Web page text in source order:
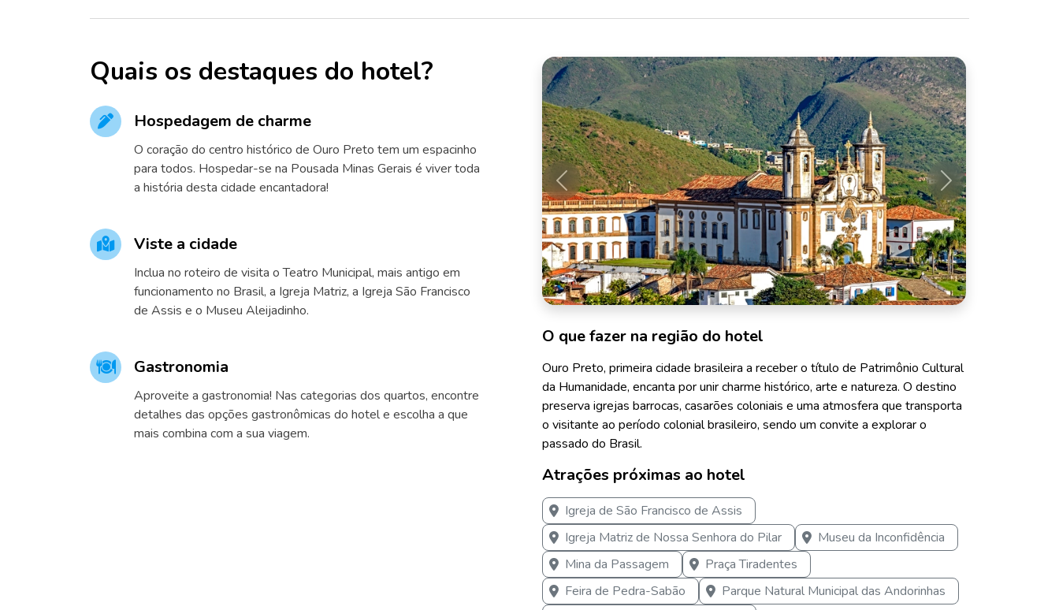
Quais os destaques do hotel?
Hospedagem de charme
O coração do centro histórico de Ouro Preto tem um espacinho
para todos. Hospedar-se na Pousada Minas Gerais é viver toda
a história desta cidade encantadora!
Viste a cidade
Inclua no roteiro de visita o Teatro Municipal, mais antigo em
funcionamento no Brasil, a Igreja Matriz, a Igreja São Francisco
de Assis e o Museu Aleijadinho.
Gastronomia
Aproveite a gastronomia! Nas categorias dos quartos, encontre
detalhes das opções gastronômicas do hotel e escolha a que
mais combina com a sua viagem.
O que fazer na região do hotel
Anterior Próximo
Ouro Preto, primeira cidade brasileira a receber o título de Patrimônio Cultural
da Humanidade, encanta por unir charme histórico, arte e natureza. O destino
preserva igrejas barrocas, casarões coloniais e uma atmosfera que transporta
o visitante ao período colonial brasileiro, sendo um convite a explorar o
passado do Brasil.
Atrações próximas ao hotel
Igreja de São Francisco de Assis
Igreja Matriz de Nossa Senhora do Pilar
Museu da Inconfidência
Mina da Passagem
Praça Tiradentes
Feira de Pedra-Sabão
Parque Natural Municipal das Andorinhas